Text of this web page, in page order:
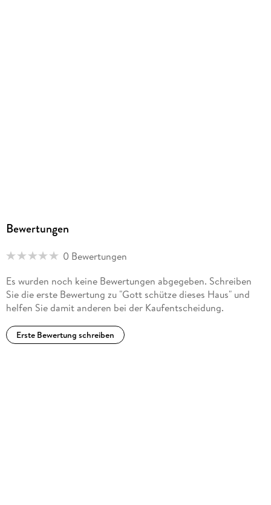
Bewertungen
0 Bewertungen
Es wurden noch keine Bewertungen abgegeben. Schreiben
Sie die erste Bewertung zu "Gott schütze dieses Haus" und
helfen Sie damit anderen bei der Kaufentscheidung.
Erste Bewertung schreiben